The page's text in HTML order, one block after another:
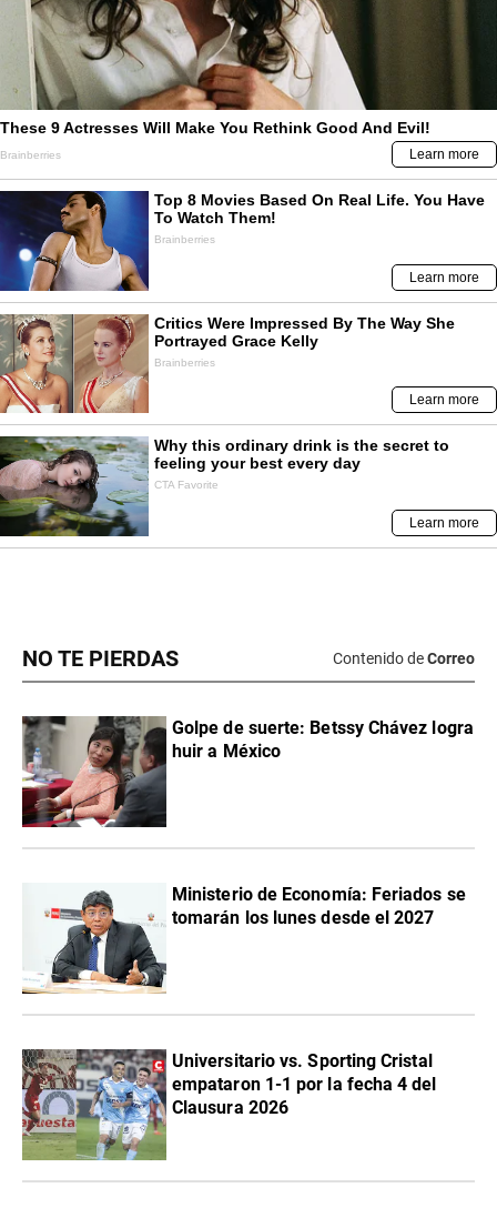
NO TE PIERDAS Contenido deCorreo
Golpe de suerte: Betssy Chávez logra
huir a México
Ministerio de Economía: Feriados se
tomarán los lunes desde el 2027
Universitario vs. Sporting Cristal
empataron 1-1 por la fecha 4 del
Clausura 2026